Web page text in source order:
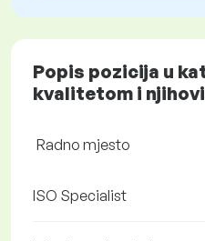
Popis pozicija u
kvalitetom i
Radno mjesto
ISO Specialist